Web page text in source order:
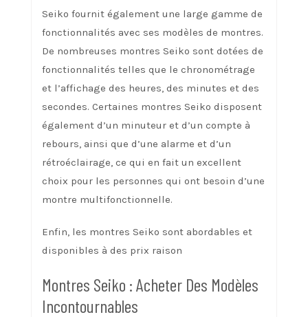
Seiko fournit également une large gamme de
fonctionnalités avec ses modèles de montres.
De nombreuses montres Seiko sont dotées de
fonctionnalités telles que le chronométrage
et l’affichage des heures, des minutes et des
secondes. Certaines montres Seiko disposent
également d’un minuteur et d’un compte à
rebours, ainsi que d’une alarme et d’un
rétroéclairage, ce qui en fait un excellent
choix pour les personnes qui ont besoin d’une
montre multifonctionnelle.
Enfin, les montres Seiko sont abordables et
disponibles à des prix raison
Montres Seiko : Acheter Des Modèles
Incontournables